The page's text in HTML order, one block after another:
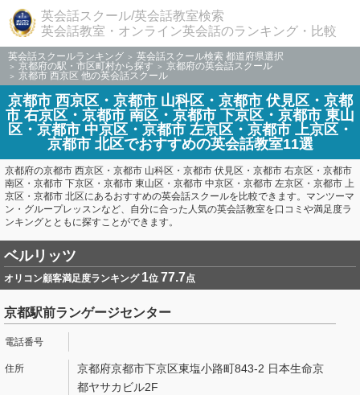
英会話スクール/英会話教室検索
英会話教室・オンライン英会話のランキング・比較
英会話スクールランキング
英会話スクール検索 都道府県選択
京都府の駅・市区町村から探す
京都府の英会話スクール
京都市 西京区 他の英会話スクール
京都市 西京区・京都市 山科区・京都市 伏見区・京都
市 右京区・京都市 南区・京都市 下京区・京都市 東山
区・京都市 中京区・京都市 左京区・京都市 上京区・
京都市 北区でおすすめの英会話教室11選
京都府の京都市 西京区・京都市 山科区・京都市 伏見区・京都市 右京区・京都市
南区・京都市 下京区・京都市 東山区・京都市 中京区・京都市 左京区・京都市 上
京区・京都市 北区にあるおすすめの英会話スクールを比較できます。マンツーマ
ン・グループレッスンなど、自分に合った人気の英会話教室を口コミや満足度ラ
ンキングとともに探すことができます。
ベルリッツ
オリコン顧客満足度ランキング 1位 77.7点
京都駅前ランゲージセンター
京都府京都市下京区東塩小路町843-2 日本生命京
都ヤサカビル2F